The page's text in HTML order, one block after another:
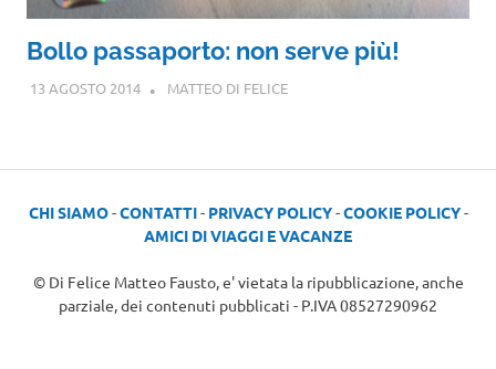
Bollo passaporto: non serve più!
13 AGOSTO 2014 MATTEO DI FELICE
CHI SIAMO-CONTATTI- PRIVACY POLICY-COOKIE POLICY-
AMICI DI VIAGGI E VACANZE
© Di Felice Matteo Fausto, e' vietata la ripubblicazione, anche
parziale, dei contenuti pubblicati - P.IVA 08527290962